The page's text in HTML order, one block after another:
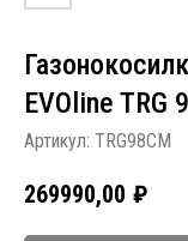
EVOline TRG
Артикул: TRG98CM
269990,00 ₽